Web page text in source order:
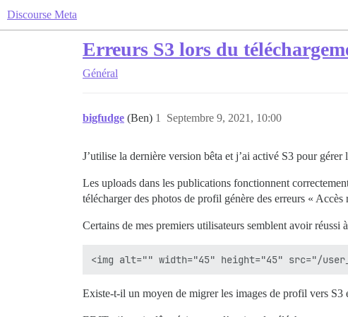
Discourse Meta
Erreurs S3 lors du
Général
bigfudge (Ben) Septembre 9, 2021, 10:00
1
J’utilise la dernière version bêta et j’ai activé S3 pour gérer
Les uploads dans les publications fonctionnent
télécharger des photos de profil génère des erreurs «
Certains de mes premiers utilisateurs semblent avoir réussi
Existe-t-il un moyen de migrer les images de profil vers S3